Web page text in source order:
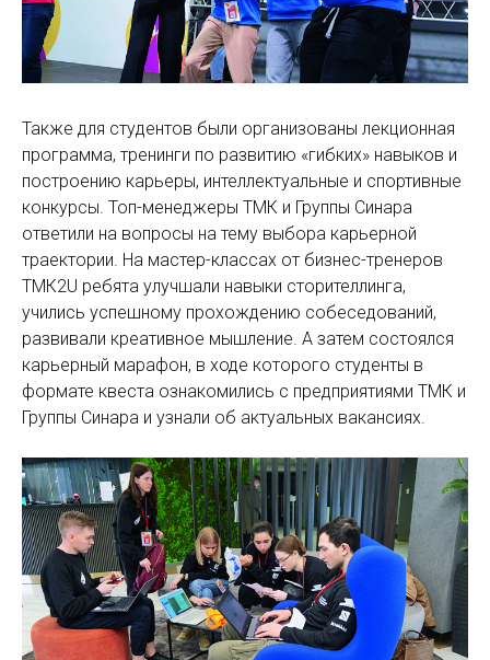
Также для студентов были организованы лекционная
программа, тренинги по развитию «гибких» навыков и
построению карьеры, интеллектуальные и спортивные
конкурсы. Топ-менеджеры ТМК и Группы Синара
ответили на вопросы на тему выбора карьерной
траектории. На мастер-классах от бизнес-тренеров
ТМК2U ребята улучшали навыки сторителлинга,
учились успешному прохождению собеседований,
развивали креативное мышление. А затем состоялся
карьерный марафон, в ходе которого студенты в
формате квеста ознакомились с предприятиями ТМК и
Группы Синара и узнали об актуальных вакансиях.